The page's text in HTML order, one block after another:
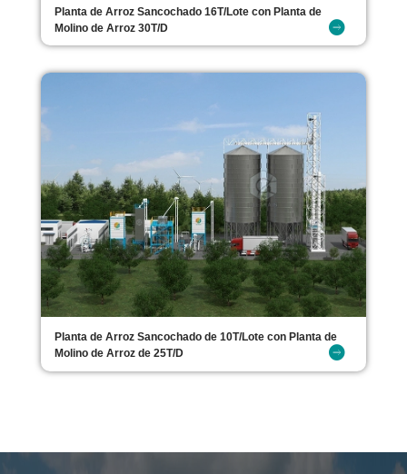
Planta de Arroz Sancochado 16T/Lote con Planta de
Molino de Arroz 30T/D
Planta de Arroz Sancochado de 10T/Lote con Planta de
Molino de Arroz de 25T/D